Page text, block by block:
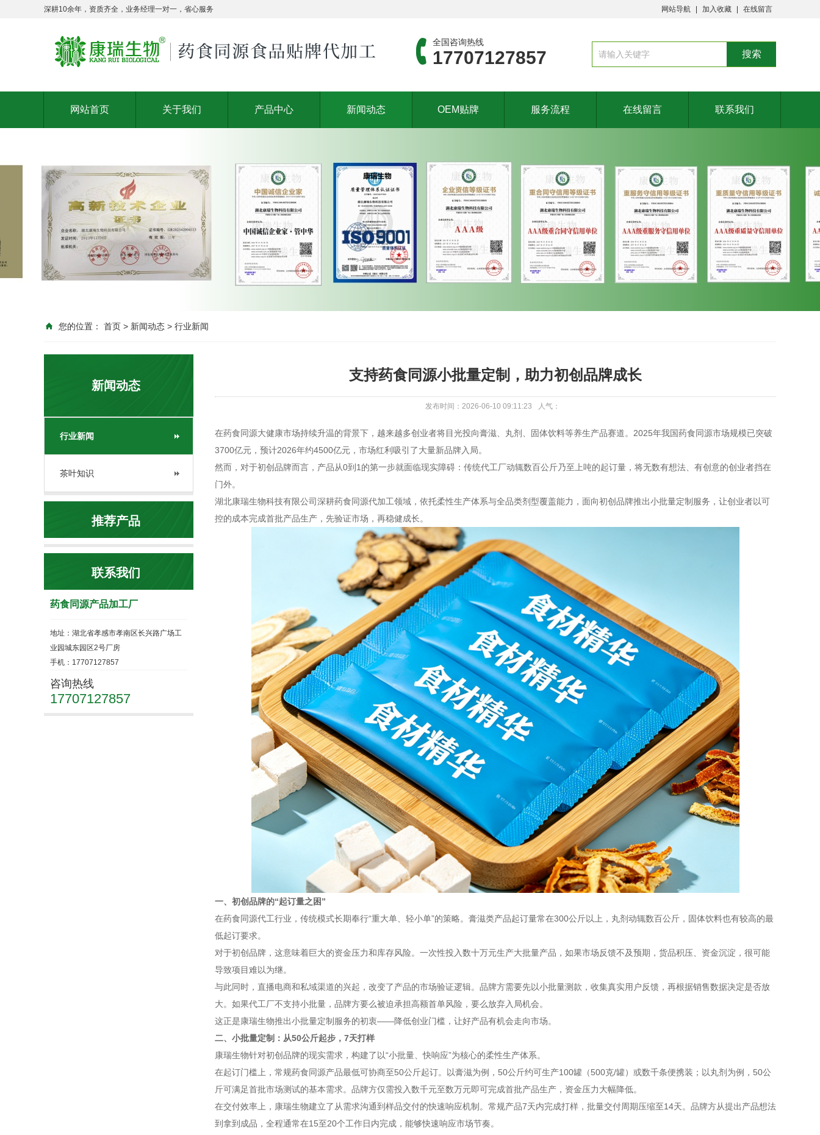
深耕10余年，资质齐全，业务经理一对一，省心服务 网站导航 加入收藏 在线留言
全国咨询热线
17707127857
网站首页 关于我们 产品中心 新闻动态 OEM贴牌 服务流程 在线留言 联系我们
您的位置： 首页 > 新闻动态 > 行业新闻
新闻动态
行业新闻
茶叶知识
推荐产品
联系我们
药食同源产品加工厂
地址：湖北省孝感市孝南区长兴路广场工
业园城东园区2号厂房
手机：17707127857
咨询热线
17707127857
支持药食同源小批量定制，助力初创品牌成长
发布时间：2026-06-10 09:11:23 人气：
在药食同源大健康市场持续升温的背景下，越来越多创业者将目光投向膏滋、丸剂、固体饮料等养生产品赛道。2025年我国药食同源市场规模已突破
3700亿元，预计2026年约4500亿元，市场红利吸引了大量新品牌入局。
然而，对于初创品牌而言，产品从0到1的第一步就面临现实障碍：传统代工厂动辄数百公斤乃至上吨的起订量，将无数有想法、有创意的创业者挡在
门外。
湖北康瑞生物科技有限公司深耕药食同源代加工领域，依托柔性生产体系与全品类剂型覆盖能力，面向初创品牌推出小批量定制服务，让创业者以可
控的成本完成首批产品生产，先验证市场，再稳健成长。
一、初创品牌的“起订量之困”
在药食同源代工行业，传统模式长期奉行“重大单、轻小单”的策略。膏滋类产品起订量常在300公斤以上，丸剂动辄数百公斤，固体饮料也有较高的最
低起订要求。
对于初创品牌，这意味着巨大的资金压力和库存风险。一次性投入数十万元生产大批量产品，如果市场反馈不及预期，货品积压、资金沉淀，很可能
导致项目难以为继。
与此同时，直播电商和私域渠道的兴起，改变了产品的市场验证逻辑。品牌方需要先以小批量测款，收集真实用户反馈，再根据销售数据决定是否放
大。如果代工厂不支持小批量，品牌方要么被迫承担高额首单风险，要么放弃入局机会。
这正是康瑞生物推出小批量定制服务的初衷——降低创业门槛，让好产品有机会走向市场。
二、小批量定制：从50公斤起步，7天打样
康瑞生物针对初创品牌的现实需求，构建了以“小批量、快响应”为核心的柔性生产体系。
在起订门槛上，常规药食同源产品最低可协商至50公斤起订。以膏滋为例，50公斤约可生产100罐（500克/罐）或数千条便携装；以丸剂为例，50公
斤可满足首批市场测试的基本需求。品牌方仅需投入数千元至数万元即可完成首批产品生产，资金压力大幅降低。
在交付效率上，康瑞生物建立了从需求沟通到样品交付的快速响应机制。常规产品7天内完成打样，批量交付周期压缩至14天。品牌方从提出产品想法
到拿到成品，全程通常在15至20个工作日内完成，能够快速响应市场节奏。